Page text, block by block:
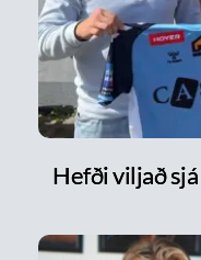
Hefði viljað